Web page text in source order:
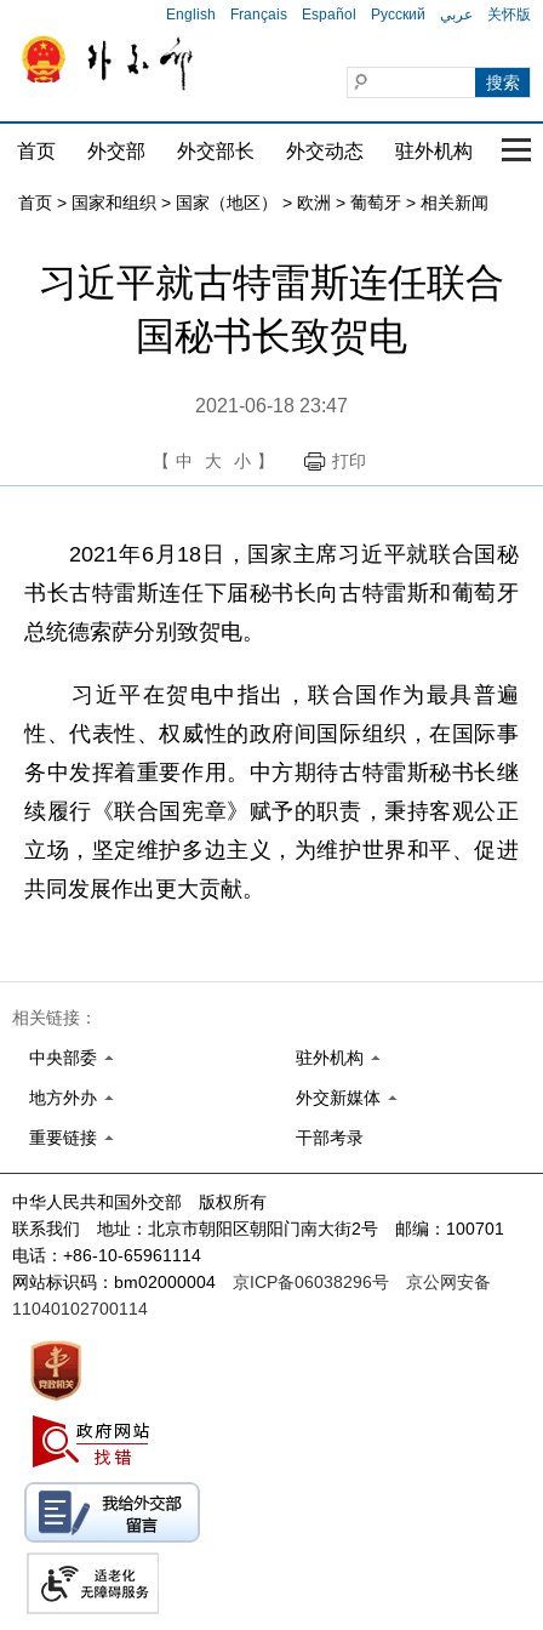
English Français Español Русский عربي 关怀版
首页 外交部 外交部长 外交动态 驻外机构 国
首页 > 国家和组织 > 国家（地区） > 欧洲 > 葡萄牙 > 相关新闻
习近平就古特雷斯连任联合
国秘书长致贺电
2021-06-18 23:47
【 中 大 小 】 打印
2021年6月18日，国家主席习近平就联合国秘
书长古特雷斯连任下届秘书长向古特雷斯和葡萄牙
总统德索萨分别致贺电。
习近平在贺电中指出，联合国作为最具普遍
性、代表性、权威性的政府间国际组织，在国际事
务中发挥着重要作用。中方期待古特雷斯秘书长继
续履行《联合国宪章》赋予的职责，秉持客观公正
立场，坚定维护多边主义，为维护世界和平、促进
共同发展作出更大贡献。
相关链接：
中央部委 驻外机构
地方外办 外交新媒体
重要链接 干部考录
中华人民共和国外交部 版权所有
联系我们 地址：北京市朝阳区朝阳门南大街2号 邮编：100701
电话：+86-10-65961114
网站标识码：bm02000004 京ICP备06038296号
京公网安备
11040102700114